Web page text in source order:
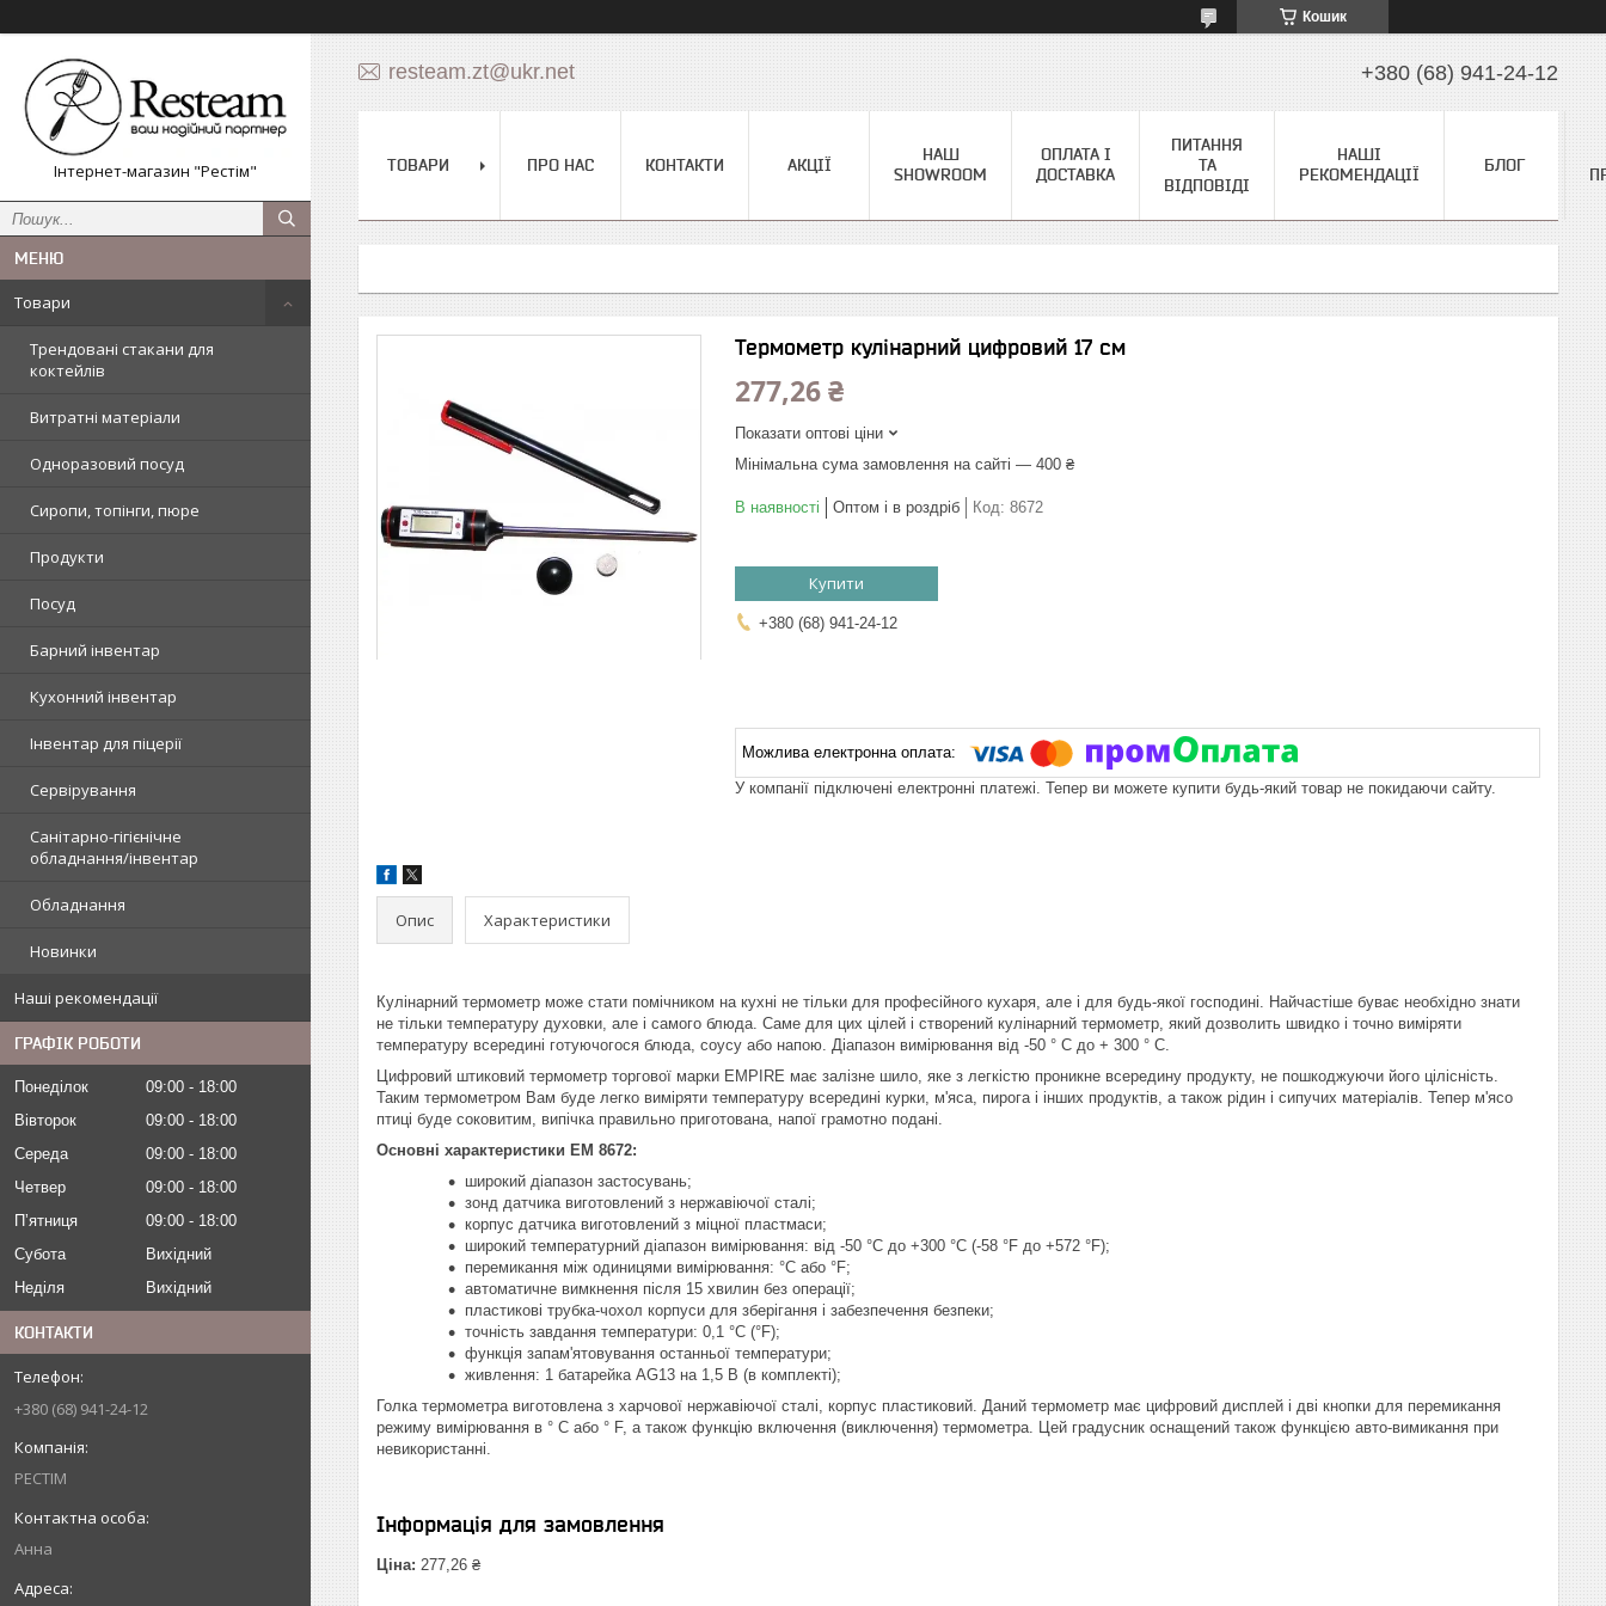
Кошик
Інтернет-магазин "Рестім"
Товари
Трендовані стакани для
коктейлів
Витратні матеріали
Одноразовий посуд
Сиропи, топінги, пюре
Продукти
Посуд
Барний інвентар
Кухонний інвентар
Інвентар для піцерії
Сервірування
Санітарно-гігієнічне
обладнання/інвентар
Обладнання
Новинки
Наші рекомендації
ГРАФІК РОБОТИ
Понеділок 09:00
18:00
Вівторок
09:00
18:00
Середа
09:00
18:00
Четвер
09:00
18:00
Пʼятниця
09:00
18:00
Субота
Вихідний
Неділя
Вихідний
КОНТАКТИ
+380 (68) 941-24-12
РЕСТІМ
Анна
resteam.zt@ukr.net +380 (68) 941-24-12
ТОВАРИ ПРО НАС КОНТАКТИ АКЦІЇ
НАШ
SHOWROOM
ОПЛАТА І
ДОСТАВКА
ПИТАННЯ
ТА
ВІДПОВІДІ
НАШІ
РЕКОМЕНДАЦІЇ
БЛОГ
Термометр кулінарний цифровий 17 см
277,26 ₴
Показати оптові ціни
Мінімальна сума замовлення на сайті — 400 ₴
В наявності Оптом і в роздріб Код: 8672
Купити
+380 (68) 941-24-12
У компанії підключені електронні платежі. Тепер ви можете купити будь-який товар не покидаючи сайту.
Опис Характеристики
Кулінарний термометр може стати помічником на кухні не тільки для професійного кухаря, але і для будь-якої господині. Найчастіше буває необхідно знати
не тільки температуру духовки, але і самого блюда. Саме для цих цілей і створений кулінарний термометр, який дозволить швидко і точно виміряти
температуру всередині готуючогося блюда, соусу або напою. Діапазон вимірювання від -50 ° С до + 300 ° С.
Цифровий штиковий термометр торгової марки EMPIRE має залізне шило, яке з легкістю проникне всередину продукту, не пошкоджуючи його цілісність.
Таким термометром Вам буде легко виміряти температуру всередині курки, м'яса, пирога і інших продуктів, а також рідин і сипучих матеріалів. Тепер м'ясо
птиці буде соковитим, випічка правильно приготована, напої грамотно подані.
Основні характеристики EM 8672:
широкий діапазон застосувань;
зонд датчика виготовлений з нержавіючої сталі;
корпус датчика виготовлений з міцної пластмаси;
широкий температурний діапазон вимірювання: від -50 °C до +300 °C (-58 °F до +572 °F);
перемикання між одиницями вимірювання: °C або °F;
автоматичне вимкнення після 15 хвилин без операції;
пластикові трубка-чохол корпуси для зберігання і забезпечення безпеки;
точність завдання температури: 0,1 °C (°F);
функція запам'ятовування останньої температури;
живлення: 1 батарейка AG13 на 1,5 В (в комплекті);
Голка термометра виготовлена ​​з харчової нержавіючої сталі, корпус пластиковий. Даний термометр має цифровий дисплей і дві кнопки для перемикання
режиму вимірювання в ° C або ° F, а також функцію включення (виключення) термометра. Цей градусник оснащений також функцією авто-вимикання при
невикористанні.
Інформація для замовлення
Ціна: 277,26 ₴